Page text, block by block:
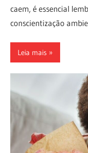
caem, é essencial
conscientização
Leia mais